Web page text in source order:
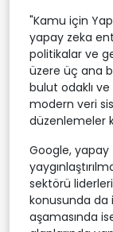
"Kamu için
yapay zeka
politikalar ve
üzere üç ana
bulut odaklı
modern veri
düzenlemeler
Google, yapay
sektörü
konusunda da
aşamasında